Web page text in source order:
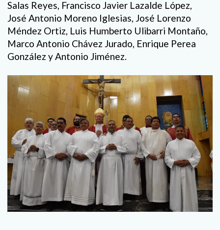
Salas Reyes, Francisco Javier Lazalde López,
José Antonio Moreno Iglesias, José Lorenzo
Méndez Ortiz, Luis Humberto Ulibarri Montaño,
Marco Antonio Chávez Jurado, Enrique Perea
González y Antonio Jiménez.